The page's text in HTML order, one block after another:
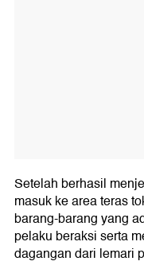
Setelah berhasil
masuk ke area teras
barang-barang yang
pelaku beraksi serta
dagangan dari lemari